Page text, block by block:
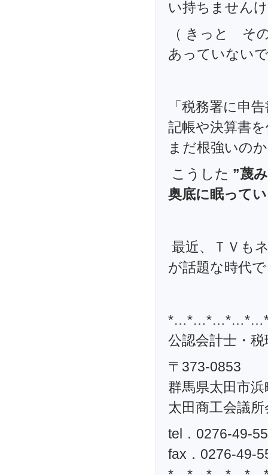
い持ちません
（ きっと そ
あっていない
「税務署に申
記帳や決算書
まだ根強いの
こうした ”蔑
奥底に眠って
最近、ＴＶも
が話題な時代
公認会計士・
〒373-0853
群馬県太田市
太田商工会議
tel．0276-49-
fax．0276-49-